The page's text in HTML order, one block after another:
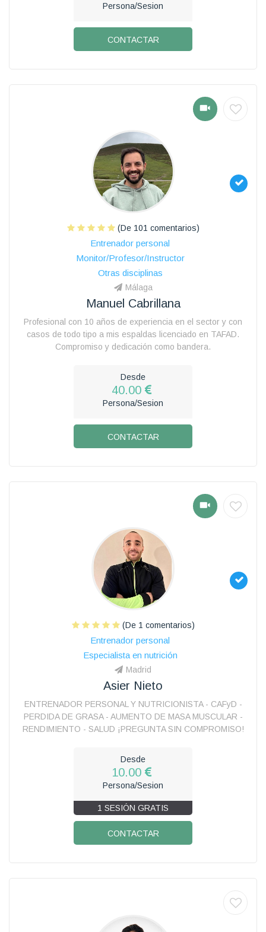
Persona/Sesion
CONTACTAR
(De 101 comentarios)
Entrenador personal
Monitor/Profesor/Instructor
Otras disciplinas
Málaga
Manuel Cabrillana
Profesional con 10 años de experiencia en el sector y con
casos de todo tipo a mis espaldas licenciado en TAFAD.
Compromiso y dedicación como bandera.
Desde
40.00
Persona/Sesion
CONTACTAR
(De 1 comentarios)
Entrenador personal
Especialista en nutrición
Madrid
Asier Nieto
ENTRENADOR PERSONAL Y NUTRICIONISTA - CAFyD -
PERDIDA DE GRASA - AUMENTO DE MASA MUSCULAR -
RENDIMIENTO - SALUD ¡PREGUNTA SIN COMPROMISO!
Desde
10.00
Persona/Sesion
1 SESIÓN GRATIS
CONTACTAR